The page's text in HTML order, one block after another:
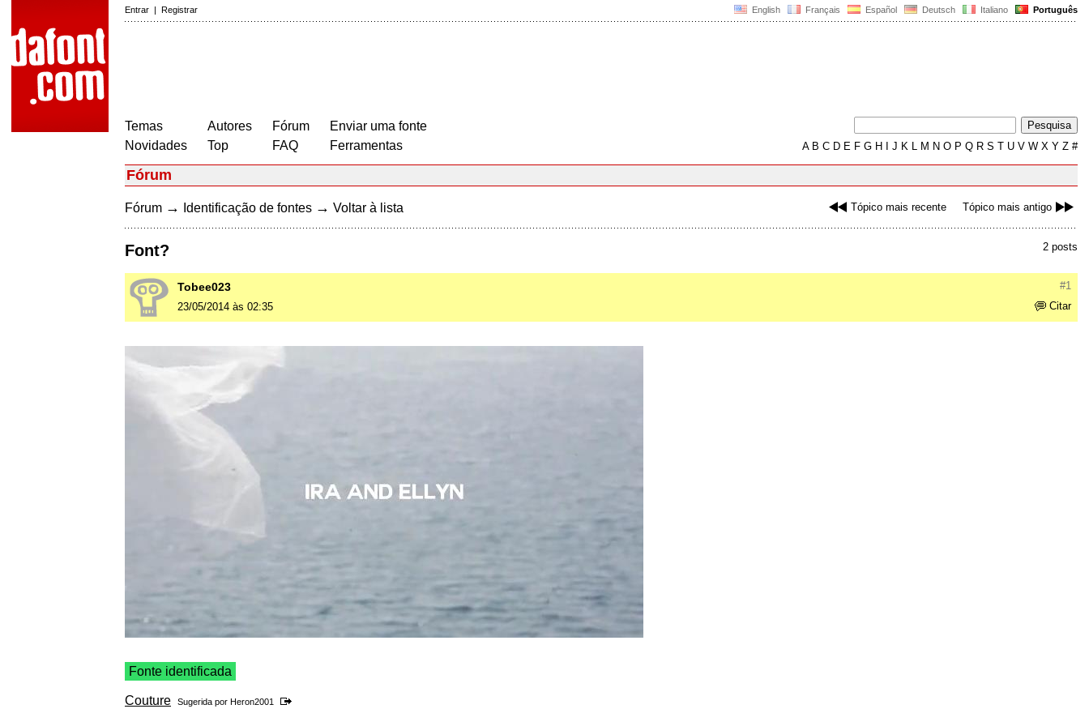
English Français Español Deutsch Italiano Português
Entrar | Registrar
Temas
Novidades
Autores
Top
Fórum
FAQ
Enviar uma fonte
Ferramentas
AB C D E F G H J K L M N O P Q R S T U V W X Y Z #
Fórum
Tópico mais recente Tópico mais antigo
Fórum → Identificação de fontes → Voltar à lista
2 posts
Font?
#1
Tobee023
Citar
23/05/2014 às 02:35
Fonte identificada
Couture Sugerida por Heron2001